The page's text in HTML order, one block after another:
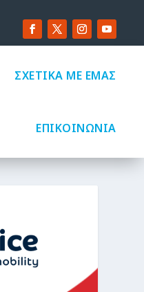
ΣΧΕΤΙΚΑ ΜΕ ΕΜΑΣ
ΕΠΙΚΟΙΝΩΝΙΑ